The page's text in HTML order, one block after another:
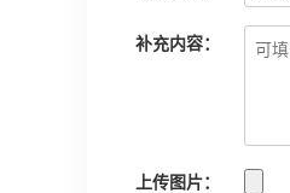
补充内容：
上传图片：